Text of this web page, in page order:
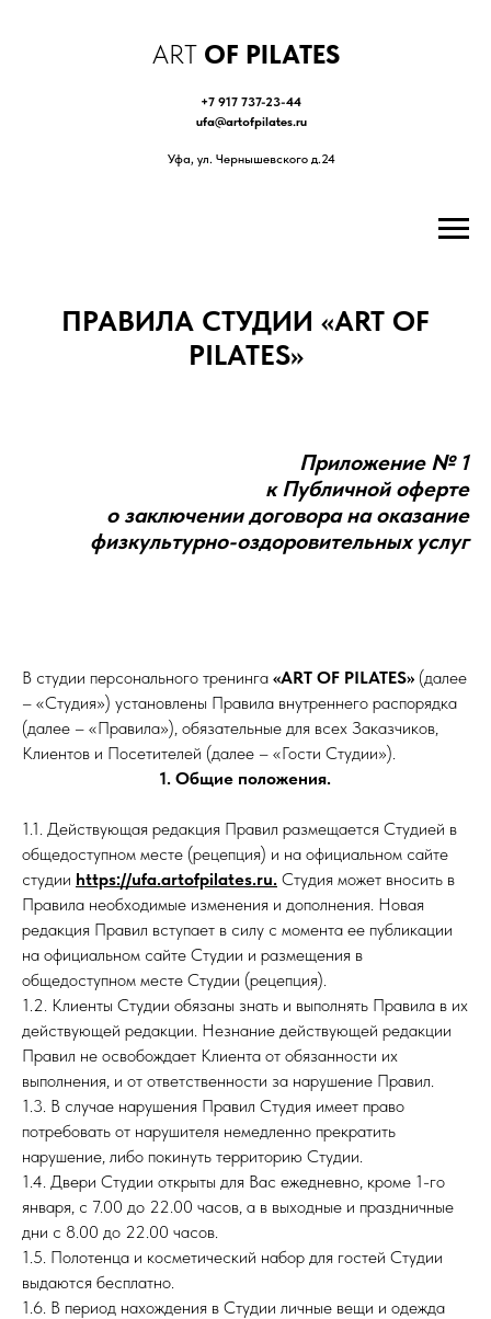
ART OF PILATES
+7 917 737-23-44
ufa@artofpilates.ru
Уфа, ул. Чернышевского д.24
ПРАВИЛА СТУДИИ «ART OF
PILATES»
Приложение № 1
к Публичной оферте
о заключении договора на оказание
физкультурно-оздоровительных услуг
В студии персонального тренинга «ART OF PILATES» (далее
– «Студия») установлены Правила внутреннего распорядка
(далее – «Правила»), обязательные для всех Заказчиков,
Клиентов и Посетителей (далее – «Гости Студии»).
1. Общие положения.
1.1. Действующая редакция Правил размещается Студией в
общедоступном месте (рецепция) и на официальном сайте
студии https://ufa.artofpilates.ru. Студия может вносить в
Правила необходимые изменения и дополнения. Новая
редакция Правил вступает в силу с момента ее публикации
на официальном сайте Студии и размещения в
общедоступном месте Студии (рецепция).
1.2. Клиенты Студии обязаны знать и выполнять Правила в их
действующей редакции. Незнание действующей редакции
Правил не освобождает Клиента от обязанности их
выполнения, и от ответственности за нарушение Правил.
1.3. В случае нарушения Правил Студия имеет право
потребовать от нарушителя немедленно прекратить
нарушение, либо покинуть территорию Студии.
1.4. Двери Студии открыты для Вас ежедневно, кроме 1-го
января, с 7.00 до 22.00 часов, а в выходные и праздничные
дни с 8.00 до 22.00 часов.
1.5. Полотенца и косметический набор для гостей Студии
выдаются бесплатно.
1.6. В период нахождения в Студии личные вещи и одежда